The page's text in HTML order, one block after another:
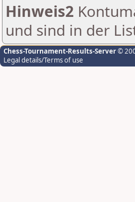
Hinweis2
und sind in der
Chess-Tournament-Results-Server©
Legal details/Terms of use